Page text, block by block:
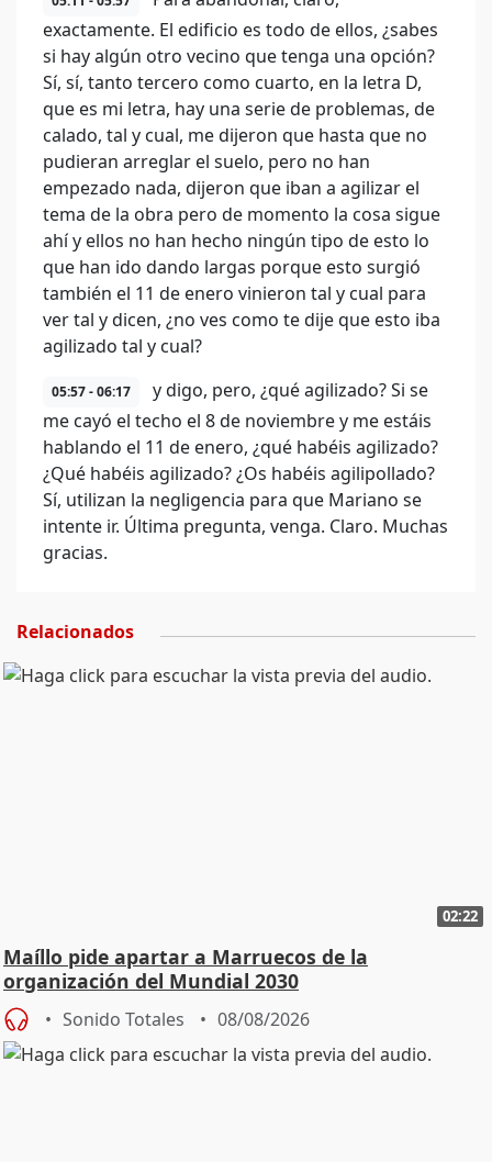
exactamente. El edificio es todo de ellos, ¿sabes
si hay algún otro vecino que tenga una opción?
Sí, sí, tanto tercero como cuarto, en la letra D,
que es mi letra, hay una serie de problemas, de
calado, tal y cual, me dijeron que hasta que no
pudieran arreglar el suelo, pero no han
empezado nada, dijeron que iban a agilizar el
tema de la obra pero de momento la cosa sigue
ahí y ellos no han hecho ningún tipo de esto lo
que han ido dando largas porque esto surgió
también el 11 de enero vinieron tal y cual para
ver tal y dicen, ¿no ves como te dije que esto iba
agilizado tal y cual?
05:57 - 06:17
y digo, pero, ¿qué agilizado? Si se
me cayó el techo el 8 de noviembre y me estáis
hablando el 11 de enero, ¿qué habéis agilizado?
¿Qué habéis agilizado? ¿Os habéis agilipollado?
Sí, utilizan la negligencia para que Mariano se
intente ir. Última pregunta, venga. Claro. Muchas
gracias.
Relacionados
02:22
Maíllo pide apartar a Marruecos de la
organización del Mundial 2030
Sonido Totales 08/08/2026